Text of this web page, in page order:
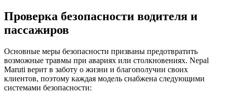
Проверка безопасности водителя и
пассажиров
Основные меры безопасности призваны предотвратить
возможные травмы при авариях или столкновениях. Nepal
Maruti верит в заботу о жизни и благополучии своих
клиентов, поэтому каждая модель снабжена следующими
системами безопасности: